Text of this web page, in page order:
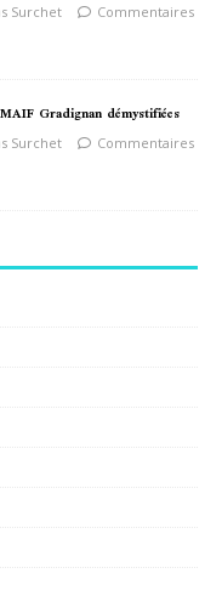
Surchet
Commentaires
Gradignan démystifiées
Surchet
Commentaires